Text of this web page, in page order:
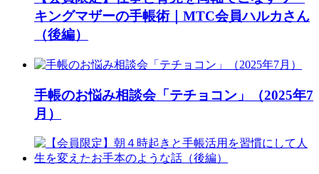
キングマザーの手帳術｜MTC会員ハルカさん
（後編）
手帳のお悩み相談会「テチョコン」（2025年7
月）